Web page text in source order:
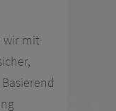
wir mit